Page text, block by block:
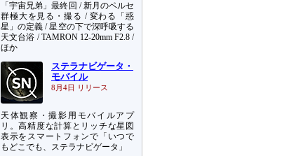
「宇宙兄弟」最終回 / 新月のペルセ
群極大を見る・撮る / 変わる「惑
星」の定義 / 星空の下で深呼吸する
天文台浴 / TAMRON 12-20mm F2.8 /
ほか
ステラナビゲータ・
モバイル
8月4日 リリース
天体観察・撮影用モバイルアプ
リ。高精度な計算とリッチな星図
表示をスマートフォンで「いつで
もどこでも、ステラナビゲータ」